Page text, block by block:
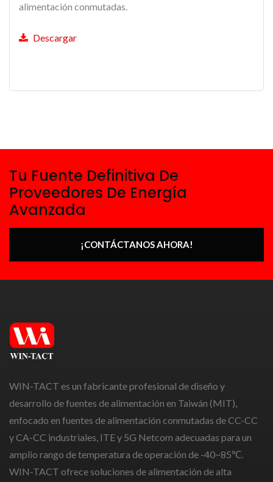
alimentación conmutadas.
Descargar
Tu Fuente Definitiva De
Proveedores De Energía
Avanzada
¡CONTÁCTANOS AHORA!
WIN-TACT es un fabricante profesional de diseño y
desarrollo de fuentes de alimentación en Taiwán (MIT),
enfocado en fuentes de alimentación conmutadas de CC-CC
y CA-CC industriales, ITE y 5G Netcom adecuadas para un
amplio rango de temperatura de operación de -40~85℃.
WIN-TACT ofrece soluciones de alimentación de alta